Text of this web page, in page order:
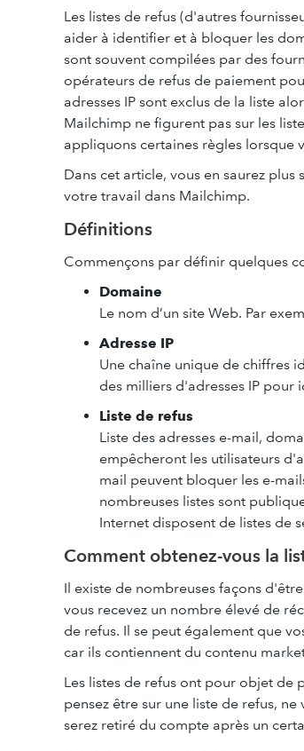
Les listes de refus (d'autres
aider à identifier et à bloquer les
sont souvent compilées par des
opérateurs de refus de paiement
adresses IP sont exclus de la liste
Mailchimp ne figurent pas sur les
appliquons certaines règles lorsque
Dans cet article, vous en saurez
votre travail dans Mailchimp.
Définitions
Commençons par définir quelques
Domaine
Le nom d’un site Web. Par
Adresse IP
Une chaîne unique de chiffres
des milliers d'adresses IP pour
Liste de refus
Liste des adresses e-mail,
empêcheront les utilisateurs
mail peuvent bloquer les e-
nombreuses listes sont
Internet disposent de listes de
Comment obtenez-vous la
Il existe de nombreuses façons
vous recevez un nombre élevé de
de refus. Il se peut également que
car ils contiennent du contenu
Les listes de refus ont pour objet de
pensez être sur une liste de refus,
serez retiré du compte après un